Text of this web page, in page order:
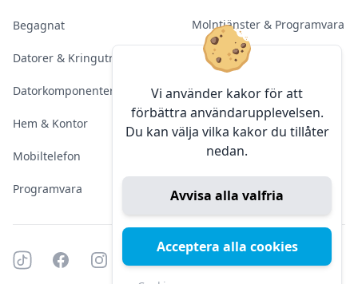
Vi använder kakor för att
förbättra användarupplevelsen.
Du kan välja vilka kakor du tillåter
nedan.
Avvisa alla valfria
Acceptera alla cookies
Begagnat
Datorer & Kringutrustning
Datorkomponenter
Hem & Kontor
Mobiltelefon
Programvara
Molntjänster & Programvara
Server & Backup
Kameraövervakning
Konferens & Public Display
Sälja elektronik
Tiktok FacebookInstagram